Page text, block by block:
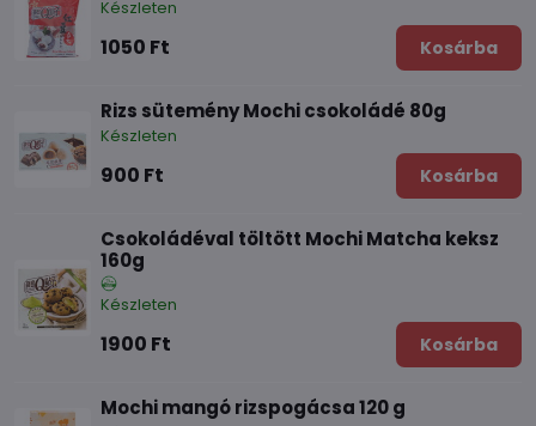
Készleten
1050 Ft Kosárba
Rizs sütemény Mochi csokoládé 80g
Készleten
900 Ft Kosárba
Csokoládéval töltött Mochi Matcha keksz
160g
Készleten
1900 Ft Kosárba
Mochi mangó rizspogácsa 120 g